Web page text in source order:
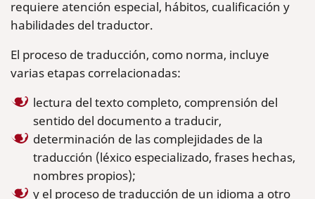
requiere atención especial, hábitos, cualificación y
habilidades del traductor.
El proceso de traducción, como norma, incluye
varias etapas correlacionadas:
lectura del texto completo, comprensión del
sentido del documento a traducir,
determinación de las complejidades de la
traducción (léxico especializado, frases hechas,
nombres propios);
y el proceso de traducción de un idioma a otro